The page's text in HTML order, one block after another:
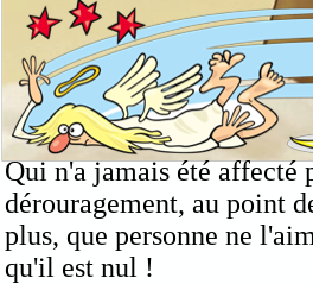
Qui n'a jamais été
dérouragement, au point
plus, que personne ne
qu'il est nul !